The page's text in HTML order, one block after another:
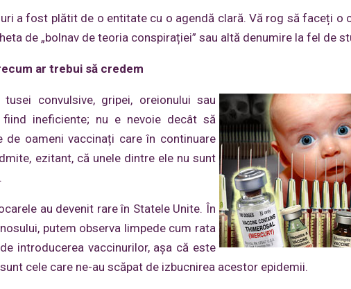
a fost plătit de o entitate cu o agendă clară. Vă rog să faceți o
de „bolnav de teoria conspirației” sau altă denumire la fel de
ar trebui să credem
convulsive, gripei, oreionului sau
ineficiente; nu e nevoie decât să
oameni vaccinați care în continuare
ezitant, că unele dintre ele nu sunt
au devenit rare în Statele Unite. În
putem observa limpede cum rata
introducerea vaccinurilor, așa că este
cele care ne-au scăpat de izbucnirea acestor epidemii.